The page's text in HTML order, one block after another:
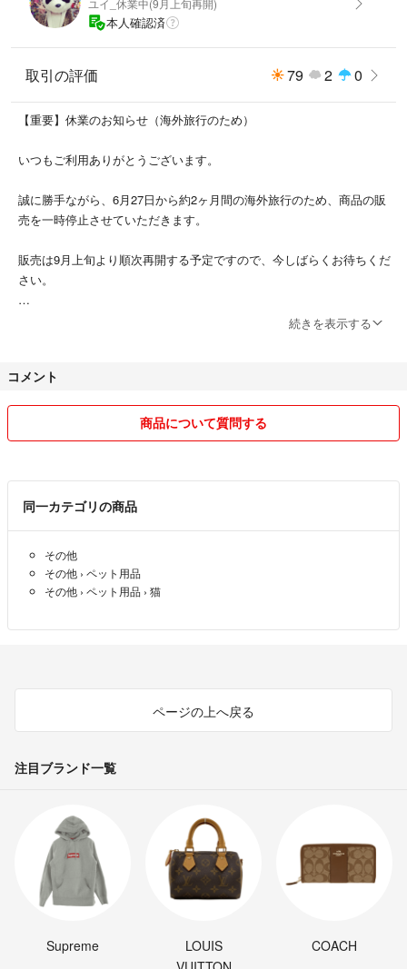
カラー:グレー
【猫砂キャッチ性能】凹凸表面が猫砂をしっかりと受け止め、お部屋を常
に清潔に保つための強力な味方です。
【お手入れが簡単】柔らかく折り畳み可能な素材で、使わない時はコンパ
クトに収納。また、猫砂の回収も簡単で、マットを軽く振るだけで猫トイ
【水や汚れに強いEVA素材】安全無害なEVA素材を採用しています。この
【二層構造で猫砂をしっかりキャッチ】猫砂マットの二層構造は、上層で
キャッチした猫砂を下層でしっかりとロックで、猫トイレ周りの猫砂の散
【滑り止め付きで安全性アップ】底面には滑り止め加工が施され、活発な
猫ちゃんでもマットがずれる心配がない。
【EVA素材 & 防水設計】安全無害なEVA素材を採用し、猫の足を傷つけ
ません。軽量、耐久性、柔軟性、快適性を兼ね備えています。
■即購入大歓迎・深夜無言購入OK◎
■送料無料！
▶不具合は評価前にご連絡ください.ᐟ.ᐟ
ご理解いただきご購入ください( ⁎ᵕᴗᵕ⁎ )
・商品の状態は実物写真をご確認ください♪
ユイ_休業中(9月上旬再開)
本人確認済
取引の評価 79 2 0
【重要】休業のお知らせ（海外旅行のため）
いつもご利用ありがとうございます。
誠に勝手ながら、6月27日から約2ヶ月間の海外旅行のため、商品の販
売を一時停止させていただきます。
販売は9月上旬より順次再開する予定ですので、今しばらくお待ちくだ
さい。
ご心配なく、帰国後は新商品の追加・出品も予定しております！
ご理解いただけますようお願い申し上げます。
✨破格値下げ中!!断捨離出品中!
少し興味ありましたら、フォローして頂ければ嬉しいです。
こんにちは、東京在住のYuiと申します。(ʘᴗʘ✿)プロフィールをご覧い
ただきありがとうございます。
✨まとめ購入は値下げ！
✨フォローで割引にします!
皆様に満足いただけるよう一生懸命対応させていただきますので、よろ
しくお願いします。
✔コメントなしの購入、値引き交渉も可能です。
で、ご了承ください。
メッセージのやり取りは迅速に行うつもりですが、返信が遅れてしまう
続きを表示する
コメント
商品について質問する
同一カテゴリの商品
その他
その他 › ペット用品
その他 › ペット用品 › 猫
ページの上へ戻る
注目ブランド一覧
Supreme
LOUIS
COACH